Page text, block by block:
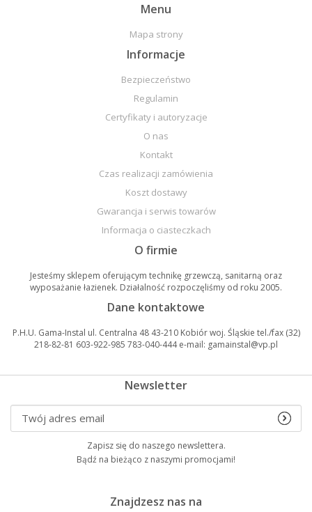
Menu
Mapa strony
Informacje
Bezpieczeństwo
Regulamin
Certyfikaty i autoryzacje
O nas
Kontakt
Czas realizacji zamówienia
Koszt dostawy
Gwarancja i serwis towarów
Informacja o ciasteczkach
O firmie
Jesteśmy sklepem oferującym technikę grzewczą, sanitarną oraz
wyposażanie łazienek. Działalność rozpoczęliśmy od roku 2005.
Dane kontaktowe
P.H.U. Gama-Instal ul. Centralna 48 43-210 Kobiór woj. Śląskie tel./fax (32)
218-82-81 603-922-985 783-040-444 e-mail: gamainstal@vp.pl
Newsletter
Zapisz się do naszego newslettera.
Bądź na bieżąco z naszymi promocjami!
Znajdzesz nas na